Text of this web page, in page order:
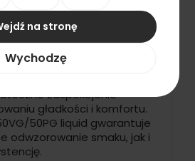
w kompaktowej butelce 10
i praktycznym w
zaspokojenie
gładkości i komfortu.
50PG liquid gwarantuje
odwzorowanie smaku, jak i
na stronę
Wychodzę